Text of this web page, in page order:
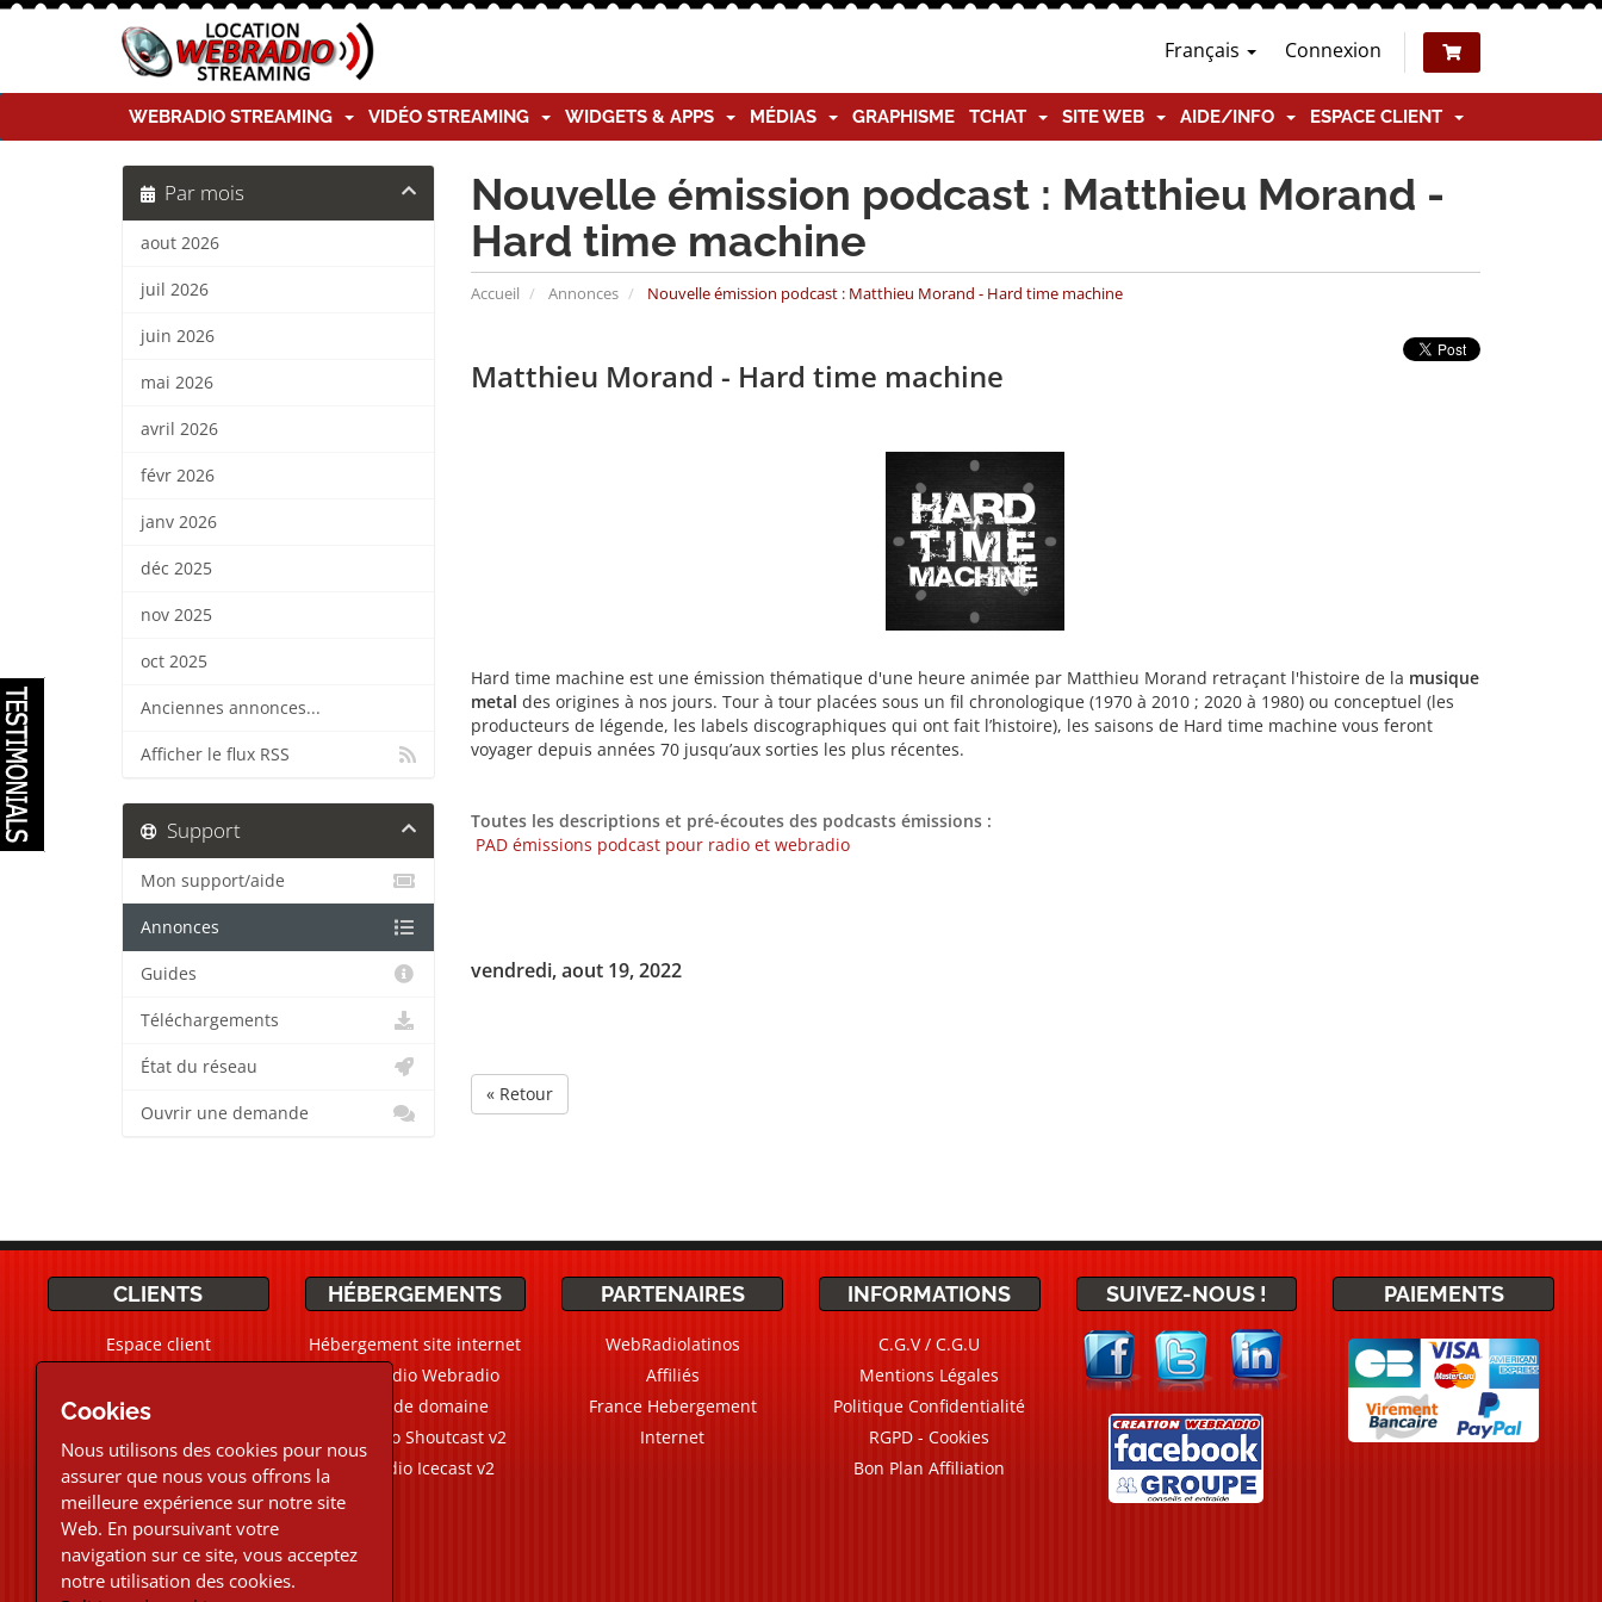
Français Connexion
WEBRADIO STREAMING VIDÉO STREAMING WIDGETS & APPS MÉDIAS GRAPHISME TCHAT SITE WEB AIDE/INFO ESPACE CLIENT
Nouvelle émission podcast : Matthieu Morand -
Hard time machine
Accueil Annonces Nouvelle émission podcast : Matthieu Morand - Hard time machine
Par mois
aout 2026
juil 2026
juin 2026
mai 2026
avril 2026
févr 2026
janv 2026
déc 2025
nov 2025
oct 2025
Anciennes annonces...
Afficher le flux RSS
Matthieu Morand - Hard time machine
Hard time machine est une émission thématique d'une heure animée par Matthieu Morand retraçant l'histoire de la musique
metal des origines à nos jours. Tour à tour placées sous un fil chronologique (1970 à 2010 ; 2020 à 1980) ou conceptuel (les
producteurs de légende, les labels discographiques qui ont fait l’histoire), les saisons de Hard time machine vous feront
voyager depuis années 70 jusqu’aux sorties les plus récentes.
Toutes les descriptions et pré-écoutes des podcasts émissions :
PAD émissions podcast pour radio et webradio
vendredi, aout 19, 2022
« Retour
Support
Mon support/aide
Annonces
Guides
Téléchargements
État du réseau
Ouvrir une demande
CLIENTS
Espace client
Devis personnalisé
02.30.96.48.87
Téléphone et Live chat
du Lundi au Vendredi
HÉBERGEMENTS
Hébergement site internet
CMS Radio Webradio
Noms de domaine
Webradio Shoutcast v2
Webradio Icecast v2
PARTENAIRES
WebRadiolatinos
Affiliés
France Hebergement
Internet
INFORMATIONS
C.G.V / C.G.U
Mentions Légales
Politique Confidentialité
RGPD - Cookies
Bon Plan Affiliation
SUIVEZ-NOUS ! PAIEMENTS
Cookies
Nous utilisons des cookies pour nous
assurer que nous vous offrons la
meilleure expérience sur notre site
Web. En poursuivant votre
navigation sur ce site, vous acceptez
notre utilisation des cookies.